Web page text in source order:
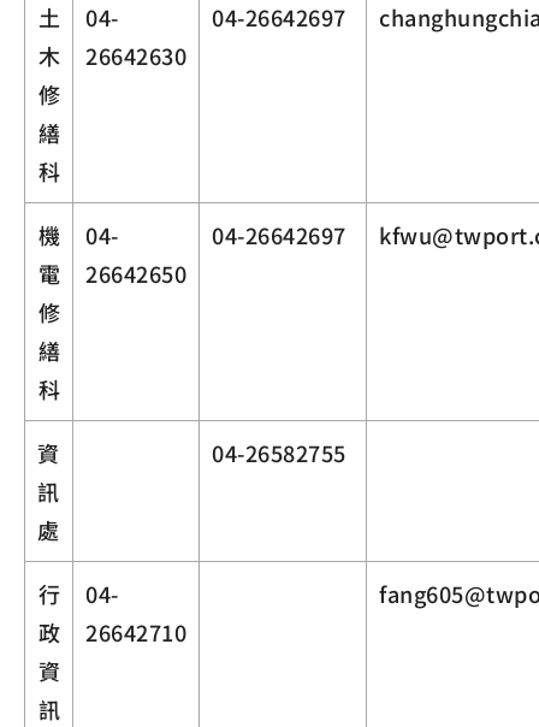
土
木
修
繕
科
04-
26642630
04-26642697
機
電
修
繕
科
04-
26642650
04-26642697
資
訊
處
04-26582755
行
政
資
訊
04-
26642710